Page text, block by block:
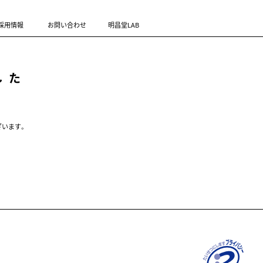
用情報 お問い合わせ 明昌堂LAB
ます。